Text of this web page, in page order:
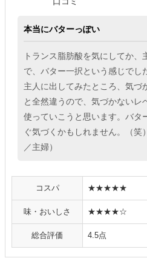
本当にバターっぽい
トランス脂肪酸を気にしてか、
で、バター一択という感じでし
主人に出してみたところ、気
と全然違うので、気づかないレ
使っていこうと思います。バタ
ぐ気づくかもしれません。（
／主婦）
コスパ ★★★★★
味・おいしさ ★★★★☆
総合評価 4.5点